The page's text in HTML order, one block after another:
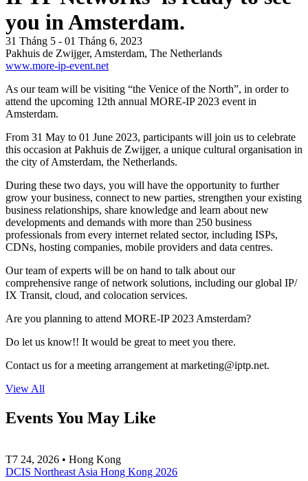
you in Amsterdam.
31 Tháng 5 - 01 Tháng 6, 2023
Pakhuis de Zwijger, Amsterdam, The Netherlands
www.more-ip-event.net
As our team will be visiting “the Venice of the North”, in order to
attend the upcoming 12th annual MORE-IP 2023 event in
Amsterdam.
From 31 May to 01 June 2023, participants will join us to celebrate
this occasion at Pakhuis de Zwijger, a unique cultural organisation in
the city of Amsterdam, the Netherlands.
During these two days, you will have the opportunity to further
grow your business, connect to new parties, strengthen your existing
business relationships, share knowledge and learn about new
developments and demands with more than 250 business
professionals from every internet related sector, including ISPs,
CDNs, hosting companies, mobile providers and data centres.
Our team of experts will be on hand to talk about our
comprehensive range of network solutions, including our global IP/
IX Transit, cloud, and colocation services.
Are you planning to attend MORE-IP 2023 Amsterdam?
Do let us know!! It would be great to meet you there.
Contact us for a meeting arrangement at marketing iptp.net.
View All
Events You May Like
T7 24, 2026 • Hong Kong
DCIS Northeast Asia Hong Kong 2026